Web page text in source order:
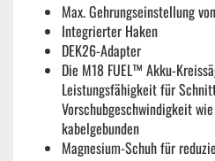
Max. Gehrungseinstellung
Integrierter Haken
DEK26-Adapter
Die M18 FUEL™ Akku-
Leistungsfähigkeit für
Vorschubgeschwindigkeit
kabelgebunden
Magnesium-Schuh für